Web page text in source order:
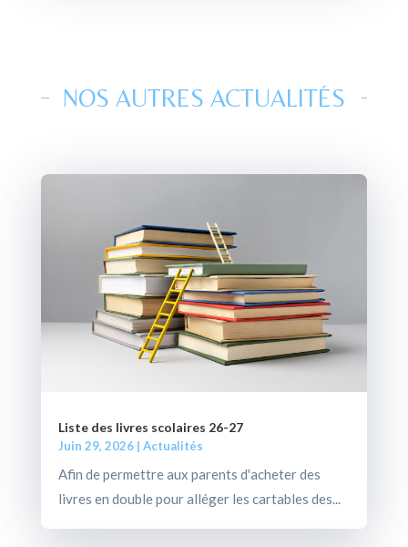
NOS AUTRES ACTUALITÉS
Liste des livres scolaires 26-27
Juin 29, 2026| Actualités
Afin de permettre aux parents d'acheter des
livres en double pour alléger les cartables des...